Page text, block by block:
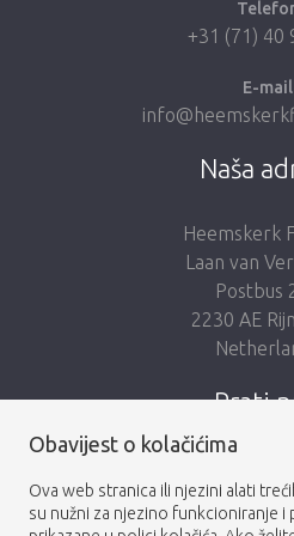
+31 (71) 40
E-mail
Naša
Heemskerk
Laan van
Postbus
2230 AE
Prati
Obavijest o kolačićima
Ova web stranica ili njezini alati
su nužni za njezino funkcioniranje